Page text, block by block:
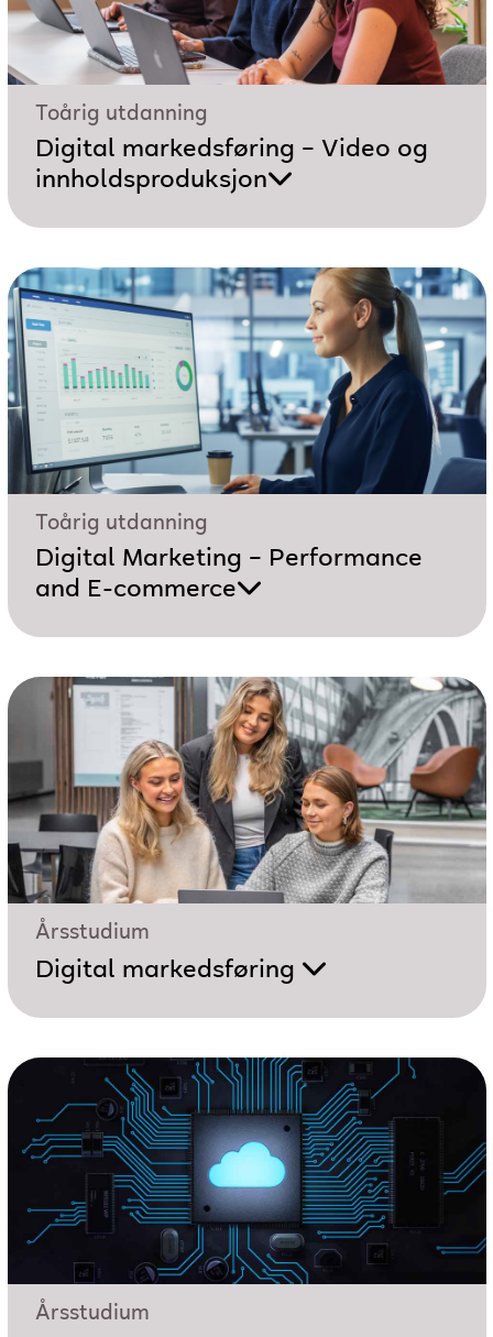
Toårig utdanning
Digital markedsføring – Video og
innholdsproduksjon
Toårig utdanning
Digital Marketing – Performance
and E-commerce
Årsstudium
Digital markedsføring
Årsstudium